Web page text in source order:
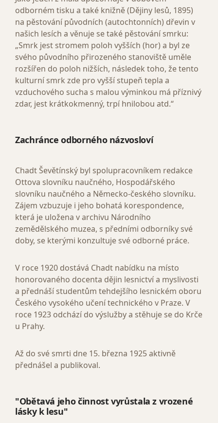
odborném tisku a také knižně (Dějiny lesů, 1895)
na pěstování původních (autochtonních) dřevin v
našich lesích a věnuje se také pěstování smrku:
„Smrk jest stromem poloh vyšších (hor) a byl ze
svého původního přirozeného stanoviště uměle
rozšířen do poloh nižších, následek toho, že tento
kulturní smrk zde pro vyšší stupeň tepla a
vzduchového sucha s malou výminkou má příznivý
zdar, jest krátkokmenný, trpí hnilobou atd.“
Zachránce odborného názvosloví
Chadt Ševětínský byl spolupracovníkem redakce
Ottova slovníku naučného, Hospodářského
slovníku naučného a Německo-českého slovníku.
Zájem vzbuzuje i jeho bohatá korespondence,
která je uložena v archivu Národního
zemědělského muzea, s předními odborníky své
doby, se kterými konzultuje své odborné práce.
V roce 1920 dostává Chadt nabídku na místo
honorovaného docenta dějin lesnictví a myslivosti
a přednáší studentům tehdejšího lesnickém oboru
Českého vysokého učení technického v Praze. V
roce 1923 odchází do výslužby a stěhuje se do Krče
u Prahy.
Až do své smrti dne 15. března 1925 aktivně
přednášel a publikoval.
"Obětavá jeho činnost vyrůstala z vrozené
lásky k lesu"